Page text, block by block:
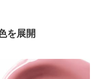
を展開